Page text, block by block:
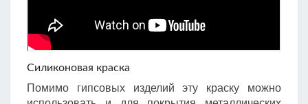
Силиконовая краска
Помимо гипсовых изделий эту краску можно